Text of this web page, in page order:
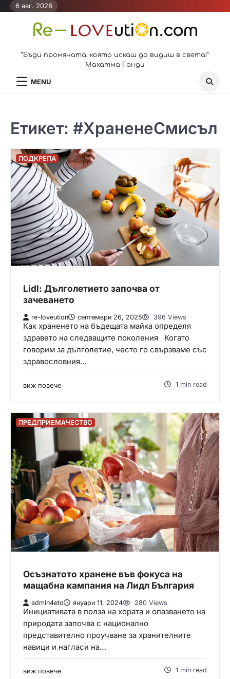
Skip6 авг. 2026
“Бъди промяната, която искаш да видиш в света!”
Махатма Ганди
MENU
Етикет: #ХраненеСмисъл
ПОДКРЕПА
Lidl: Дълголетието започва от
зачеването
re-loveution септември 26, 2025 396 Views
Как храненето на бъдещата майка определя
здравето на следващите поколения Когато
говорим за дълголетие, често го свързваме със
здравословния…
виж повече 1 min read
ПРЕДПРИЕМАЧЕСТВО
Осъзнатото хранене във фокуса на
мащабна кампания на Лидл България
admin4eto януари 11, 2024 280 Views
Инициативата в полза на хората и опазването на
природата започва с национално
представително проучване за хранителните
навици и нагласи на…
виж повече 1 min read